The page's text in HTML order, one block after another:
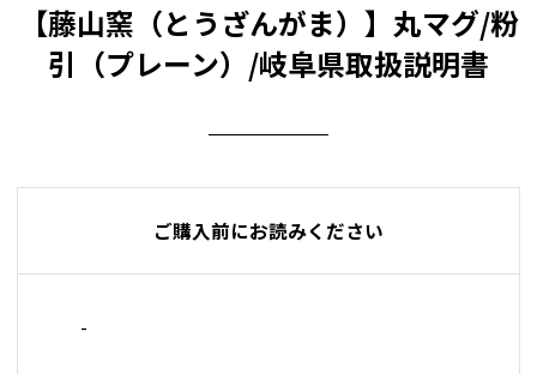
【藤山窯（とうざんがま）】丸マグ/粉
引（プレーン）/岐阜県取扱説明書
ご購入前にお読みください
-